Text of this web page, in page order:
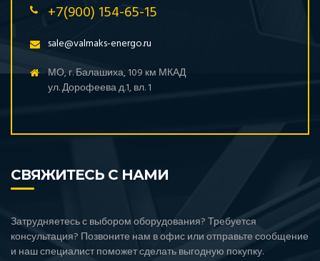
+7(900) 154-65-15
sale@valmaks-energo.ru
МО, г. Балашиха, 109 км МКАД
ул. Дорофеева д.1, вл. 1
СВЯЖИТЕСЬ С НАМИ
Затрудняетесь с выбором оборудования? Требуется
консультация? Позвоните нам в офис или отправьте сообщение
и наш специалист поможет сделать выгодную покупку.